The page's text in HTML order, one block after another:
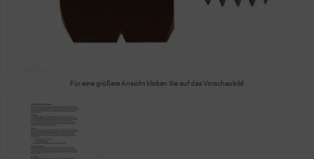
Für eine größere Ansicht klicken Sie auf das Vorschaubild